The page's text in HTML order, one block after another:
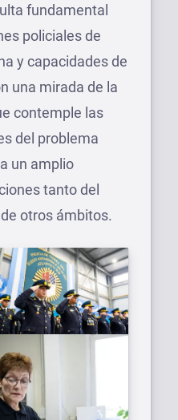
fundamental
policiales de
y capacidades de
una mirada de la
contemple las
del problema
un amplio
tanto del
otros ámbitos.